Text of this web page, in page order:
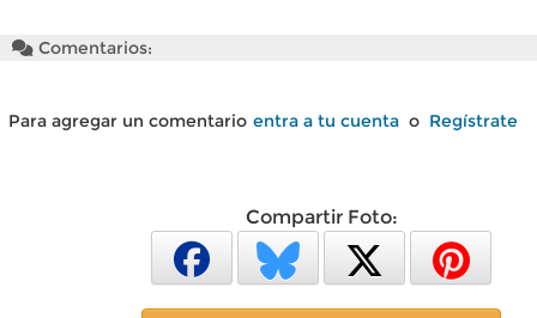
Comentarios:
Para agregar un comentario entra a tu cuenta o Regístrate
Compartir Foto: